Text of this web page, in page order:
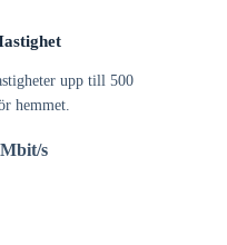
upp till 500
hemmet.
s